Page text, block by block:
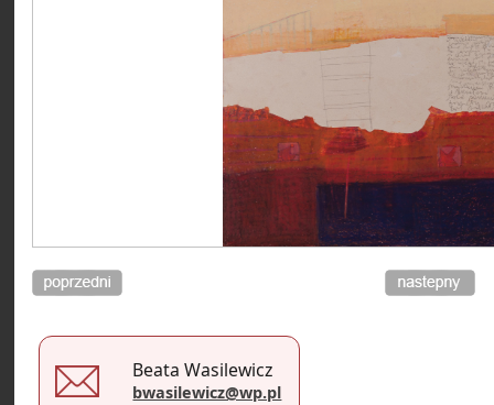
BIOGRAFIA
PRASA
REFLEKSJE
KONTAKT
Beata Wasilewicz
bwasilewicz@wp.pl
COPYRIGHT © 2026. MALARSTWO BEATA WASILEWICZ